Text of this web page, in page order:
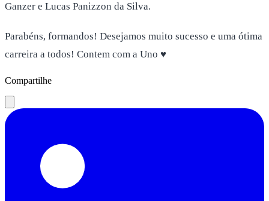
Ganzer e Lucas Panizzon da Silva.
Parabéns, formandos! Desejamos muito sucesso e uma ótima
carreira a todos! Contem com a Uno ♥
Compartilhe